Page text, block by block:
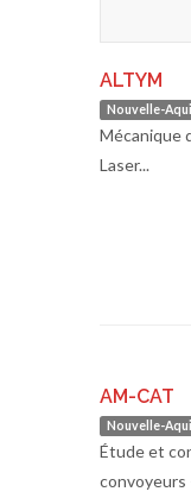
ALTYM
Nouvelle-
Mécanique
Laser...
AM-CAT
Nouvelle-
Étude et
convoyeurs